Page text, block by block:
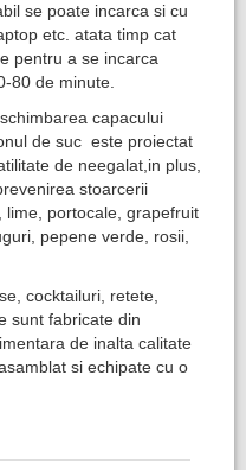
se poate incarca si cu
etc. atata timp cat
pentru a se incarca
80 de minute.
capacului
de suc este proiectat
de neegalat,in plus,
stoarcerii
lime, portocale, grapefruit
pepene verde, rosii,
cocktailuri, retete,
sunt fabricate din
de inalta calitate
si echipate cu o